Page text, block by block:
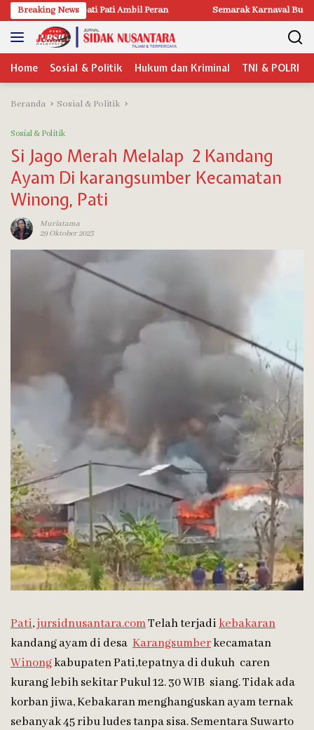
Langsung
ke
konten
Breaking News
Pati Ambil Peran Semarak Karnaval Budaya Adhi Loka 2026
Home Sosial & Politik Hukum dan Kriminal TNI & POLRI
Beranda Sosial & Politik
Sosial & Politik
Si Jago Merah Melalap 2 Kandang
Ayam Di karangsumber Kecamatan
Winong, Pati
Muriatama
29 Oktober 2023
Pati,jursidnusantara.comTelah terjadikebakaran
kandang ayam di desa Karangsumberkecamatan
Winongkabupaten Pati,tepatnya di dukuh caren
kurang lebih sekitar Pukul 12. 30 WIB siang. Tidak ada
korban jiwa, Kebakaran menghanguskan ayam ternak
sebanyak 45 ribu ludes tanpa sisa. Sementara Suwarto